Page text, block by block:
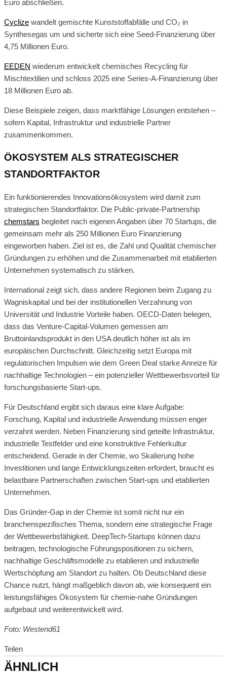
Euro abschließen.
Cyclize wandelt gemischte Kunststoffabfälle und CO₂ in
Synthesegas um und sicherte sich eine Seed-Finanzierung über
4,75 Millionen Euro.
EEDEN wiederum entwickelt chemisches Recycling für
Mischtextilien und schloss 2025 eine Series-A-Finanzierung über
18 Millionen Euro ab.
Diese Beispiele zeigen, dass marktfähige Lösungen entstehen –
sofern Kapital, Infrastruktur und industrielle Partner
zusammenkommen.
ÖKOSYSTEM ALS STRATEGISCHER
STANDORTFAKTOR
Ein funktionierendes Innovationsökosystem wird damit zum
strategischen Standortfaktor. Die Public-private-Partnership
chemstars begleitet nach eigenen Angaben über 70 Startups, die
gemeinsam mehr als 250 Millionen Euro Finanzierung
eingeworben haben. Ziel ist es, die Zahl und Qualität chemischer
Gründungen zu erhöhen und die Zusammenarbeit mit etablierten
Unternehmen systematisch zu stärken.
International zeigt sich, dass andere Regionen beim Zugang zu
Wagniskapital und bei der institutionellen Verzahnung von
Universität und Industrie Vorteile haben. OECD-Daten belegen,
dass das Venture-Capital-Volumen gemessen am
Bruttoinlandsprodukt in den USA deutlich höher ist als im
europäischen Durchschnitt. Gleichzeitig setzt Europa mit
regulatorischen Impulsen wie dem Green Deal starke Anreize für
nachhaltige Technologien – ein potenzieller Wettbewerbsvorteil für
forschungsbasierte Start-ups.
Für Deutschland ergibt sich daraus eine klare Aufgabe:
Forschung, Kapital und industrielle Anwendung müssen enger
verzahnt werden. Neben Finanzierung sind geteilte Infrastruktur,
industrielle Testfelder und eine konstruktive Fehlerkultur
entscheidend. Gerade in der Chemie, wo Skalierung hohe
Investitionen und lange Entwicklungszeiten erfordert, braucht es
belastbare Partnerschaften zwischen Start-ups und etablierten
Unternehmen.
Das Gründer-Gap in der Chemie ist somit nicht nur ein
branchenspezifisches Thema, sondern eine strategische Frage
der Wettbewerbsfähigkeit. DeepTech-Startups können dazu
beitragen, technologische Führungspositionen zu sichern,
nachhaltige Geschäftsmodelle zu etablieren und industrielle
Wertschöpfung am Standort zu halten. Ob Deutschland diese
Chance nutzt, hängt maßgeblich davon ab, wie konsequent ein
leistungsfähiges Ökosystem für chemie-nahe Gründungen
aufgebaut und weiterentwickelt wird.
Foto: Westend61
Teilen
ÄHNLICH